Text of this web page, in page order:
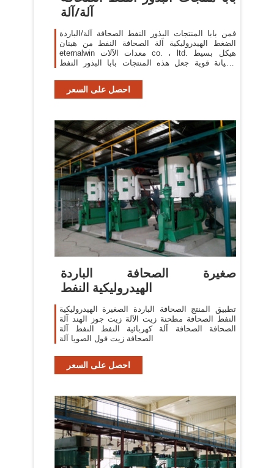
آلة/آلة
فمن بابا المنتجات البذور النفط الصحافة آلة/الباردة
الضغط الهيدروليكية آلة الصحافة النفط من هينان
eternalwin معدات الآلات co. ، ltd. هيكل بسيط
وصيانة قوية جعل هذه المنتجات بابا البذور النفط
احصل على السعر
صغيرة الصحافة الباردة
الهيدروليكية النفط
تطبيق المنتج الصحافة الباردة الصغيرة الهيدروليكية
النفط الصحافة مطحنة زيت الآلة زيت جوز الهند آلة
الصحافة الصحافة آلة كهربائية النفط النفط آلة
الصحافة زيت فول الصويا آلة
احصل على السعر